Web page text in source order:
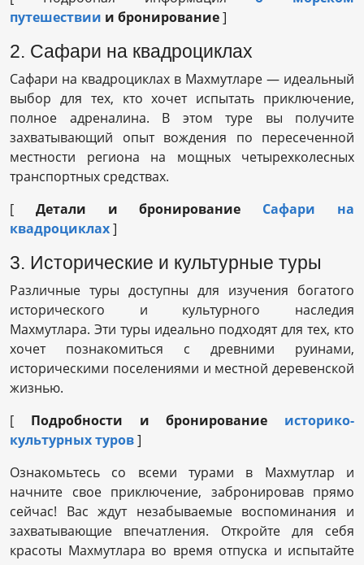
путешествии и бронирование]
2. Сафари на квадроциклах
Сафари на квадроциклах в Махмутларе — идеальный
выбор для тех, кто хочет испытать приключение,
полное адреналина. В этом туре вы получите
захватывающий опыт вождения по пересеченной
местности региона на мощных четырехколесных
транспортных средствах.
[ Детали и бронирование Сафари на
квадроциклах]
3. Исторические и культурные туры
Различные туры доступны для изучения богатого
исторического и культурного наследия
Махмутлара. Эти туры идеально подходят для тех, кто
хочет познакомиться с древними руинами,
историческими поселениями и местной деревенской
жизнью.
[ Подробности и бронирование историко-
культурных туров]
Ознакомьтесь со всеми турами в Махмутлар и
начните свое приключение, забронировав прямо
сейчас! Вас ждут незабываемые воспоминания и
захватывающие впечатления. Откройте для себя
красоты Махмутлара во время отпуска и испытайте